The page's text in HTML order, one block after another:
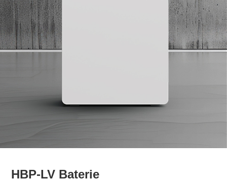
HBP-LV Baterie